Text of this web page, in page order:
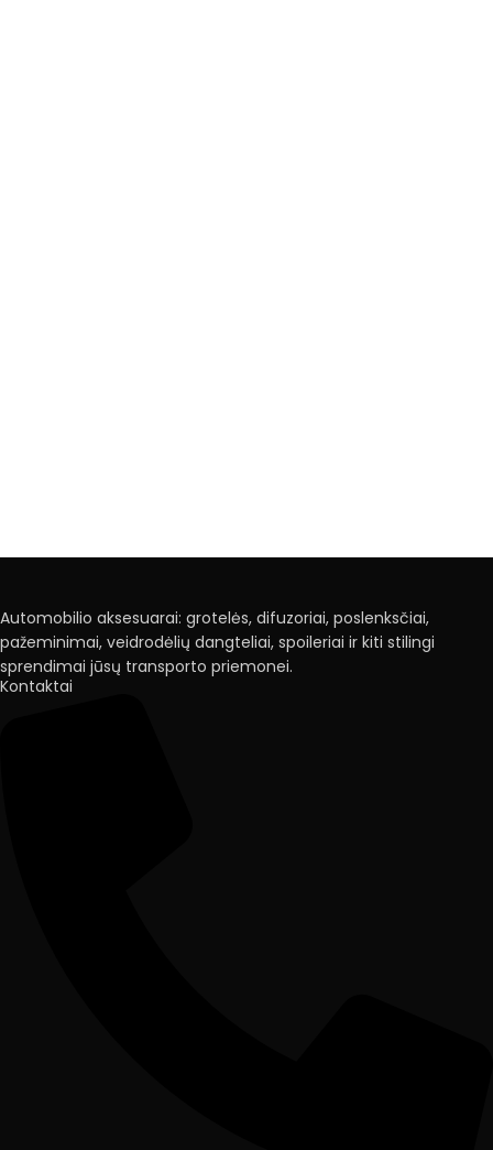
Automobilio aksesuarai: grotelės, difuzoriai, poslenksčiai,
pažeminimai, veidrodėlių dangteliai, spoileriai ir kiti stilingi
sprendimai jūsų transporto priemonei.
Kontaktai